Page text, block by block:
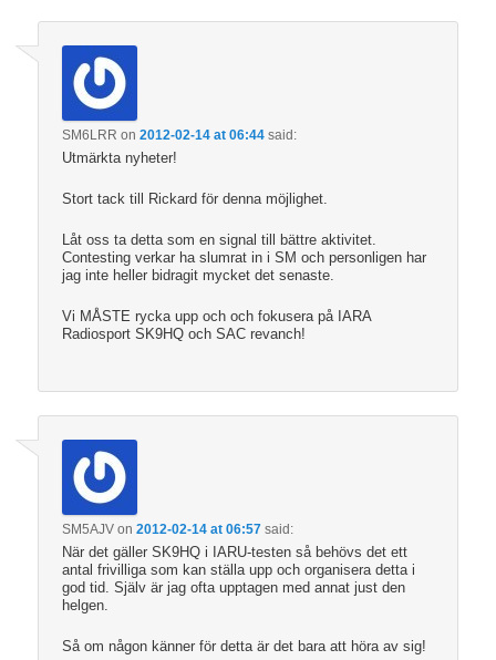
SM6LRR on2012-02-14 at 06:44 said:
Utmärkta nyheter!
Stort tack till Rickard för denna möjlighet.
Låt oss ta detta som en signal till bättre aktivitet.
Contesting verkar ha slumrat in i SM och personligen har
jag inte heller bidragit mycket det senaste.
Vi MÅSTE rycka upp och och fokusera på IARA
Radiosport SK9HQ och SAC revanch!
SM5AJV on2012-02-14 at 06:57 said:
När det gäller SK9HQ i IARU-testen så behövs det ett
antal frivilliga som kan ställa upp och organisera detta i
god tid. Själv är jag ofta upptagen med annat just den
helgen.
Så om någon känner för detta är det bara att höra av sig!